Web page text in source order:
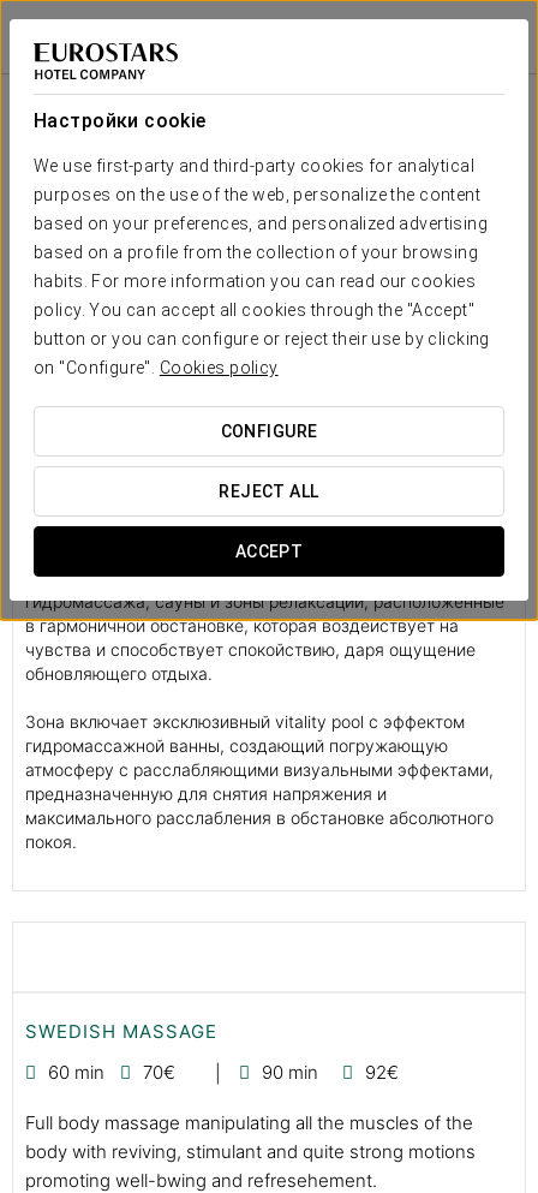
Настройки cookie
We use first-party and third-party cookies for analytical
purposes on the use of the web, personalize the content
based on your preferences, and personalized advertising
based on a profile from the collection of your browsing
habits. For more information you can read our cookies
policy. You can accept all cookies through the "Accept"
button or you can configure or reject their use by clicking
on "Configure". Cookies policy
CONFIGURE
REJECT ALL
ACCEPT
Áurea Ana Palace Hotel
БУДАПЕШТ
Спа
Гидромассажный бассейн
Наша wellness-зона — это пространство комплексного
оздоровления, созданное для отдыха, расслабления и
внутреннего баланса. Маршрут включает бассейны, зоны
гидромассажа, сауны и зоны релаксации, расположенные
в гармоничной обстановке, которая воздействует на
чувства и способствует спокойствию, даря ощущение
обновляющего отдыха.
Зона включает эксклюзивный vitality pool с эффектом
гидромассажной ванны, создающий погружающую
атмосферу с расслабляющими визуальными эффектами,
предназначенную для снятия напряжения и
максимального расслабления в обстановке абсолютного
покоя.
SWEDISH MASSAGE
60 min
70€ 90 min 92€
Full body massage manipulating all the muscles of the
body with reviving, stimulant and quite strong motions
promoting well-bwing and refresehement.